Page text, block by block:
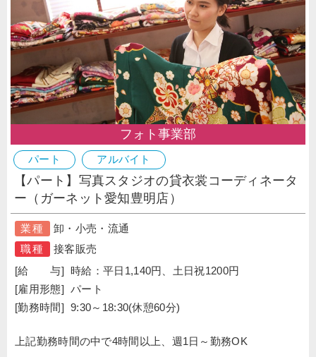
フォト事業部
パート アルバイト
【パート】写真スタジオの貸衣裳コーディネータ
ー（ガーネット愛知豊明店）
業種
卸・小売・流通
職種
接客販売
[給 与] 時給：平日1,140円、土日祝1200円
[雇用形態] パート
[勤務時間] 9:30～18:30(休憩60分)
上記勤務時間の中で4時間以上、週1日～勤務OK